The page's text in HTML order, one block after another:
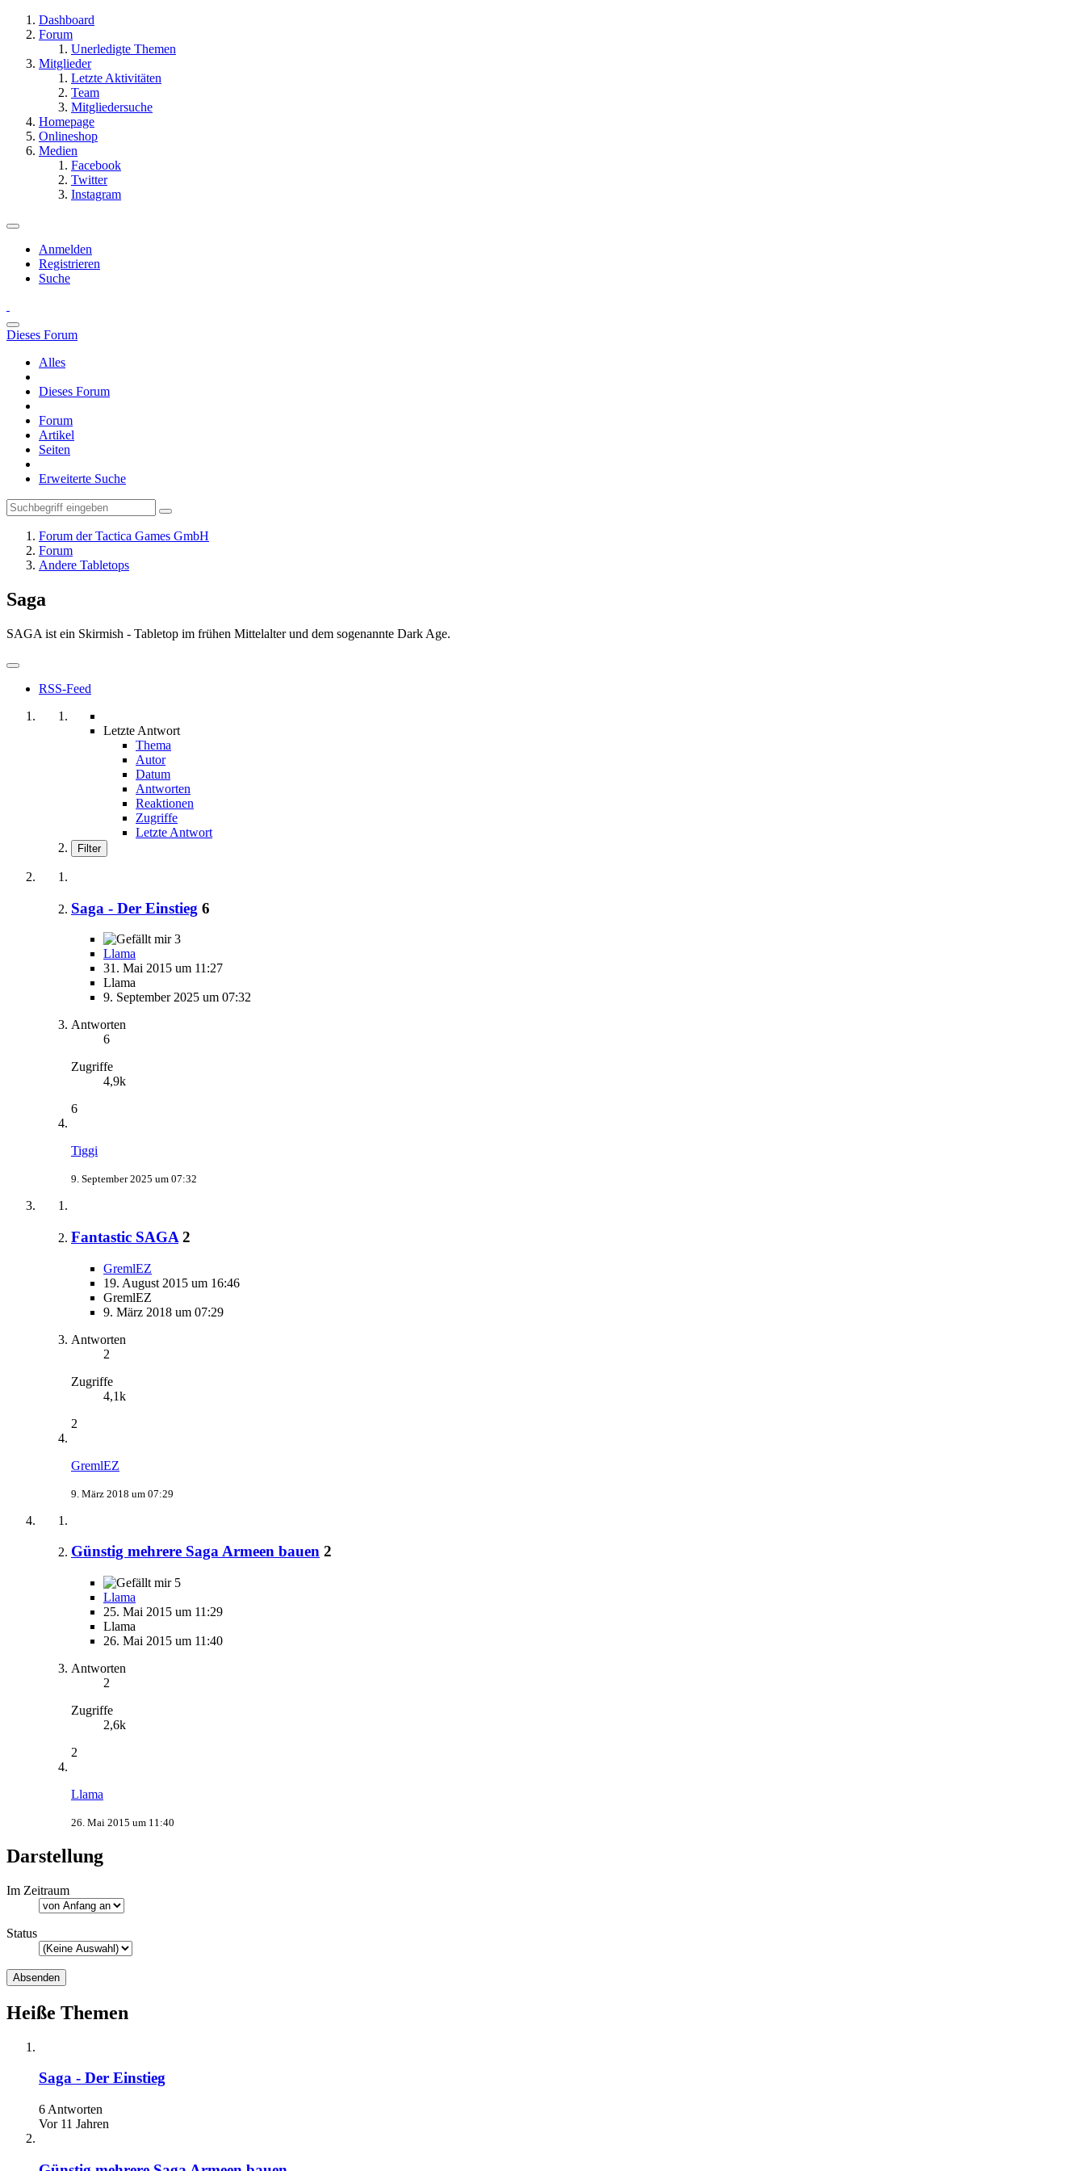
Dashboard
Forum
Unerledigte Themen
Mitglieder
Letzte Aktivitäten
Team
Mitgliedersuche
Homepage
Onlineshop
Medien
Facebook
Twitter
Instagram
Anmelden
Registrieren
Suche
Dieses Forum
Alles
Dieses Forum
Forum
Artikel
Seiten
Erweiterte Suche
Forum der Tactica Games GmbH
Forum
Andere Tabletops
Saga
SAGA ist ein Skirmish - Tabletop im frühen Mittelalter und dem sogenannte Dark Age.
RSS-Feed
Letzte Antwort
Thema
Autor
Datum
Antworten
Reaktionen
Zugriffe
Letzte Antwort
Filter
Saga - Der Einstieg 6
3
Llama
31. Mai 2015 um 11:27
Llama
9. September 2025 um 07:32
Antworten
6
Zugriffe
4,9k
6
Tiggi
9. September 2025 um 07:32
Fantastic SAGA 2
GremlEZ
19. August 2015 um 16:46
GremlEZ
9. März 2018 um 07:29
Antworten
2
Zugriffe
4,1k
2
GremlEZ
9. März 2018 um 07:29
Günstig mehrere Saga Armeen bauen 2
5
Llama
25. Mai 2015 um 11:29
Llama
26. Mai 2015 um 11:40
Antworten
2
Zugriffe
2,6k
2
Llama
26. Mai 2015 um 11:40
Darstellung
Im Zeitraum
Status
Heiße Themen
Saga - Der Einstieg
6 Antworten
Vor 11 Jahren